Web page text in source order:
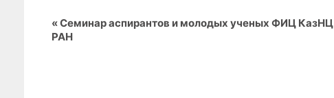
с
о
«Семинар аспирантов и молодых ученых ФИЦ КазНЦ
РАН